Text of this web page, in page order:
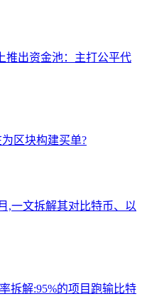
推出资金池：主打公平代
区块构建买单?
,一文拆解其对比特币、以
拆解:95%的项目跑输比特